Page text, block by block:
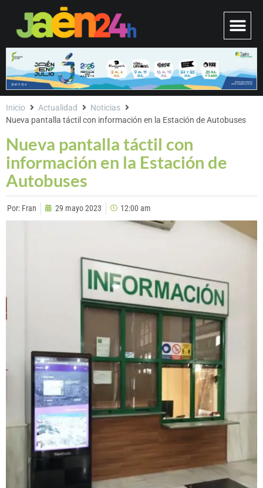
Nueva pantalla táctil con
información en la Estación de
Autobuses
Inicio Actualidad
Noticias
Nueva pantalla táctil con información en la Estación de Autobuses
Por: Fran 29 mayo 2023 12:00 am